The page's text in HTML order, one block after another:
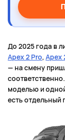
До 2025 года в
Apex 2 Pro, Apex
— на смену
моделью и
есть отдельный